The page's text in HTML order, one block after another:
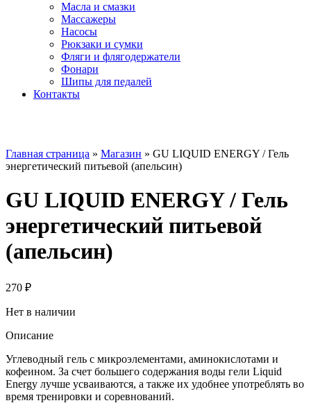
Масла и смазки
Массажеры
Насосы
Рюкзаки и сумки
Фляги и флягодержатели
Фонари
Шипы для педалей
Контакты
Главная страница » Магазин » GU LIQUID ENERGY / Гель
энергетический питьевой (апельсин)
GU LIQUID ENERGY / Гель
энергетический питьевой
(апельсин)
270 ₽
Нет в наличии
Описание
Углеводный гель с микроэлементами, аминокислотами и
кофеином. За счет большего содержания воды гели Liquid
Energy лучше усваиваются, а также их удобнее употреблять во
время тренировки и соревнований.